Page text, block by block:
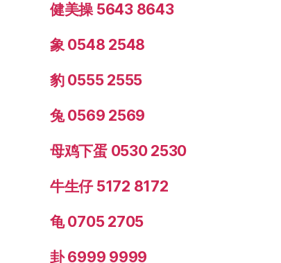
健美操 5643 8643
象 0548 2548
豹 0555 2555
兔 0569 2569
母鸡下蛋 0530 2530
牛生仔 5172 8172
龟 0705 2705
卦 6999 9999